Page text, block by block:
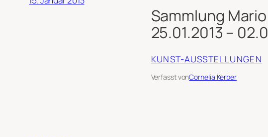
Sammlung
25.01.2013 –
KUNST-AUSSTELLUNGEN
Verfasst vonCornelia Kerber